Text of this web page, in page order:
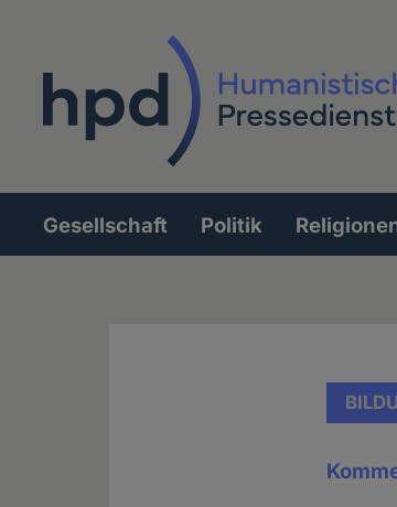
Hauptnavigation
Gesellschaft Politik